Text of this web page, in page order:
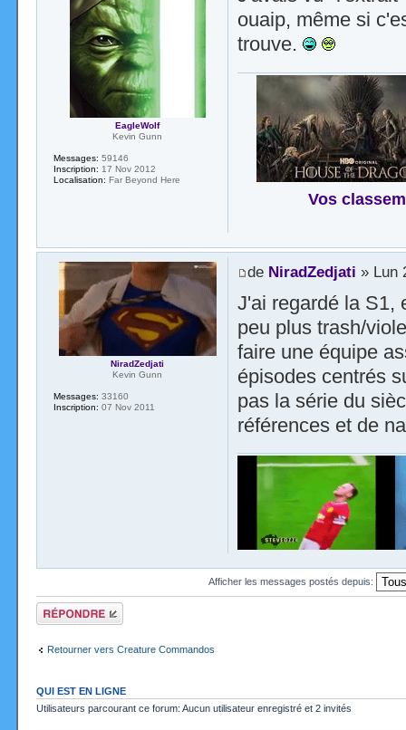
ouaip, même si
trouve.
Vos
EagleWolf
Kevin Gunn
Messages: 59146
Inscription: 17 Nov 2012
Localisation: Far Beyond Here
de NiradZedjati » Lun
J'ai regardé la S1,
peu plus trash/
faire une équipe
épisodes centrés
pas la série du
références et de
NiradZedjati
Kevin Gunn
Messages: 33160
Inscription: 07 Nov 2011
Afficher les messages postés depuis:
Répondre
Retourner vers Creature Commandos
QUI EST EN LIGNE
Utilisateurs parcourant ce forum: Aucun utilisateur enregistré et 2 invités